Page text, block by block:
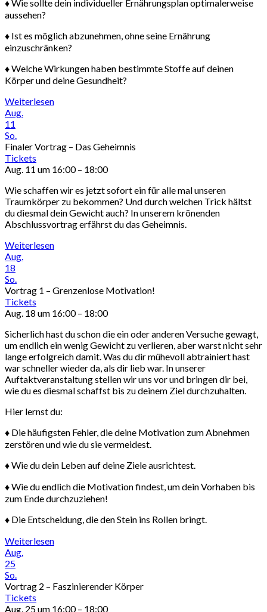
♦ Wie sollte dein individueller Ernährungsplan optimalerweise
aussehen?
♦ Ist es möglich abzunehmen, ohne seine Ernährung
einzuschränken?
♦ Welche Wirkungen haben bestimmte Stoffe auf deinen
Körper und deine Gesundheit?
Weiterlesen
Aug.
11
So.
Finaler Vortrag – Das Geheimnis
Tickets
Aug. 11 um 16:00 – 18:00
Wie schaffen wir es jetzt sofort ein für alle mal unseren
Traumkörper zu bekommen? Und durch welchen Trick hältst
du diesmal dein Gewicht auch? In unserem krönenden
Abschlussvortrag erfährst du das Geheimnis.
Weiterlesen
Aug.
18
So.
Vortrag 1 – Grenzenlose Motivation!
Tickets
Aug. 18 um 16:00 – 18:00
Sicherlich hast du schon die ein oder anderen Versuche gewagt,
um endlich ein wenig Gewicht zu verlieren, aber warst nicht sehr
lange erfolgreich damit. Was du dir mühevoll abtrainiert hast
war schneller wieder da, als dir lieb war. In unserer
Auftaktveranstaltung stellen wir uns vor und bringen dir bei,
wie du es diesmal schaffst bis zu deinem Ziel durchzuhalten.
Hier lernst du:
♦ Die häufigsten Fehler, die deine Motivation zum Abnehmen
zerstören und wie du sie vermeidest.
♦ Wie du dein Leben auf deine Ziele ausrichtest.
♦ Wie du endlich die Motivation findest, um dein Vorhaben bis
zum Ende durchzuziehen!
♦ Die Entscheidung, die den Stein ins Rollen bringt.
Weiterlesen
Aug.
25
So.
Vortrag 2 – Faszinierender Körper
Tickets
Aug. 25 um 16:00 – 18:00